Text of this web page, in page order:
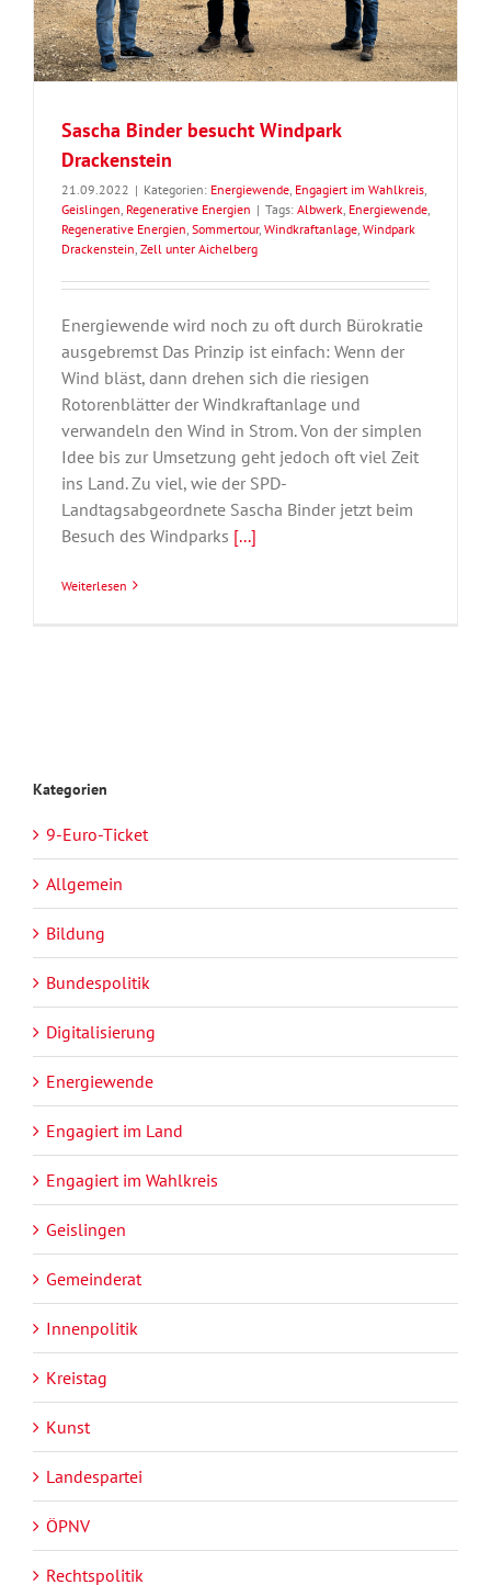
Sascha Binder besucht Windpark
Drackenstein
21.09.2022 | Kategorien: Energiewende Engagiert im Wahlkreis
Geislingen Regenerative Energien | Tags: Albwerk Energiewende
Regenerative Energien Sommertour, Windkraftanlage Windpark
Drackenstein Zell unter Aichelberg
Energiewende wird noch zu oft durch Bürokratie
ausgebremst Das Prinzip ist einfach: Wenn der
Wind bläst, dann drehen sich die riesigen
Rotorenblätter der Windkraftanlage und
verwandeln den Wind in Strom. Von der simplen
Idee bis zur Umsetzung geht jedoch oft viel Zeit
ins Land. Zu viel, wie der SPD-
Landtagsabgeordnete Sascha Binder jetzt beim
Besuch des Windparks [...]
Weiterlesen
Kategorien
9-Euro-Ticket
Allgemein
Bildung
Bundespolitik
Digitalisierung
Energiewende
Engagiert im Land
Engagiert im Wahlkreis
Geislingen
Gemeinderat
Innenpolitik
Kreistag
Kunst
Landespartei
ÖPNV
Rechtspolitik